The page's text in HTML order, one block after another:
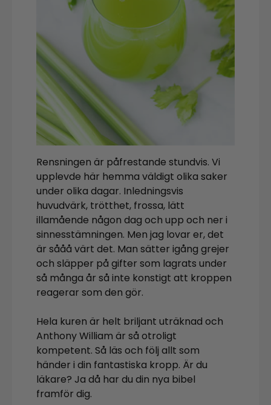
Rensningen är påfrestande stundvis. Vi
upplevde här hemma väldigt olika saker
under olika dagar. Inledningsvis
huvudvärk, trötthet, frossa, lätt
illamående någon dag och upp och ner i
sinnesstämningen. Men jag lovar er, det
är sååå värt det. Man sätter igång grejer
och släpper på gifter som lagrats under
så många år så inte konstigt att kroppen
reagerar som den gör.
Hela kuren är helt briljant uträknad och
Anthony William är så otroligt
kompetent. Så läs och följ allt som
händer i din fantastiska kropp. Är du
läkare? Ja då har du din nya bibel
framför dig.